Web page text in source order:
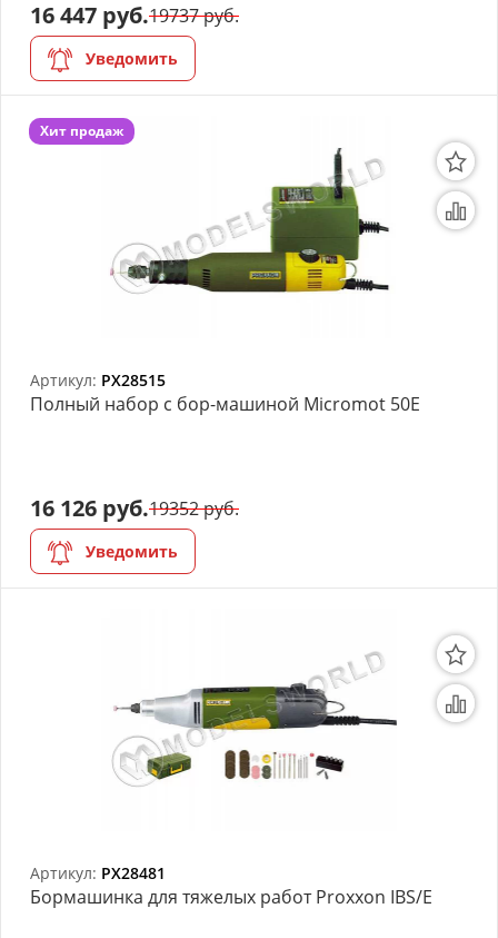
16 447 руб.19737 руб.
Уведомить
Хит продаж
Артикул: PX28515
Полный набор с бор-машиной Micromot 50E
16 126 руб.19352 руб.
Уведомить
Артикул: PX28481
Бормашинка для тяжелых работ Proxxon IBS/E